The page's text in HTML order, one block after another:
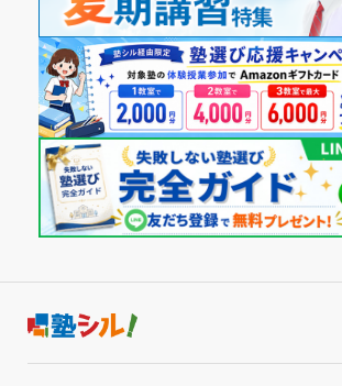
※料金は口コミされた方が支払った金額の目安です。実
能性がございますので、詳しくは塾にお問い合わせくだ
東京個別指導学院 池袋西口教室
受講コース
通年,春期講習,夏期講習,冬期講習
通塾頻度
---
1日あたりの授業時間
月額料金
50,000円〜100,000円
塾周辺の環境
駅近くなため通いやすかった。また、塾が
る建物ということもあり、学習意欲のある
環境だった。ただ、8階にあったため、遠く
た。
授業以外のサポート
(相談・面談、家庭学習のサポート、授業以外のコミュ
入室、退室のタイミングで親に連絡に行く
ており、防犯という観点で行くとよかった
の他はあまりサポートの充実はなかったよ